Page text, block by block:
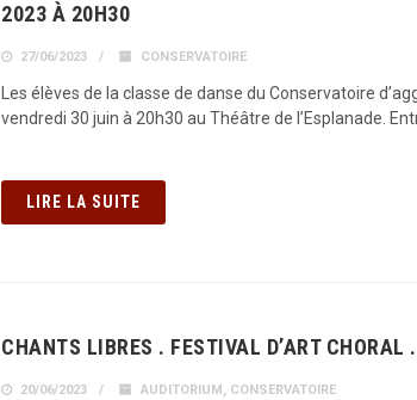
2023 À 20H30
27/06/2023 CONSERVATOIRE
Les élèves de la classe de danse du Conservatoire
vendredi 30 juin à 20h30 au Théâtre de l’Esplanade.
LIRE LA SUITE
CHANTS LIBRES . FESTIVAL D’ART
20/06/2023 AUDITORIUM , CONSERVATOIRE